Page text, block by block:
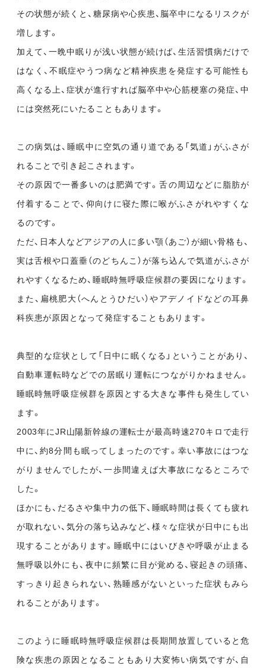
その状態が続くと、糖尿病や心疾患、脳卒中になるリスクが
増します。
加えて、一晩中眠りが浅い状態が続けば、生活習慣病だけで
はなく、不眠症やうつ病など精神疾患を発症する可能性も
高くなる上、症状が進行すれば脳卒中や心筋梗塞の発症、中
には突然死にいたることもあります。
この病気は、睡眠中に空気の通り道である「気道」がふさが
れることで引き起こされます。
その原因で一番多いのは肥満です。舌の周辺などに脂肪が
付着することで、仰向けに寝た際に喉がふさがれやすくな
るのです。
ただ、日本人などアジアの人に多い顎（あご）が細い骨格も、
実は舌根や口蓋垂（のどちんこ）が落ち込んで気道がふさが
れやすくなるため、睡眠時無呼吸症候群の要因になります。
また、扁桃肥大（へんとうひだい）やアデノイドなどの耳鼻
科疾患が原因となって発症することもあります。
典型的な症状として「日中に眠くなる」ということがあり、
自動車運転時などでの居眠り運転につながりかねません。
睡眠時無呼吸症候群を原因とする大きな事件も発生してい
ます。
2003年にJR山陽新幹線の運転士が最高時速270キロで走行
中に、約8分間も眠ってしまったのです。幸い事故にはつな
がりませんでしたが、一歩間違えば大事故になるところで
した。
ほかにも、だるさや集中力の低下、睡眠時間は長くても疲れ
が取れない、気分の落ち込みなど、様々な症状が日中にも出
現することがあります。睡眠中にはいびきや呼吸が止まる
無呼吸以外にも、夜中に頻繁に目が覚める、寝起きの頭痛、
すっきり起きられない、熟睡感がないといった症状もみら
れることがあります。
このように睡眠時無呼吸症候群は長期間放置していると危
険な疾患の原因となることもあり大変怖い病気ですが、自